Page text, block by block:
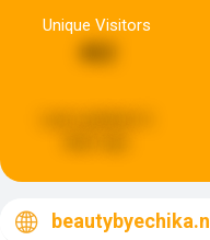
Unique Visitors
462
beautybyechika.nl